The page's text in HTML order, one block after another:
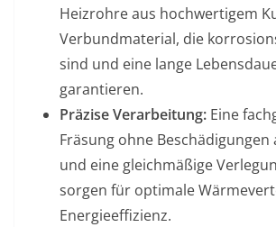
Heizrohre aus hochwertigem
Verbundmaterial, die
sind und eine lange
garantieren.
Präzise Verarbeitung: Eine
Fräsung ohne Beschädigungen
und eine gleichmäßige
sorgen für optimale
Energieeffizienz.